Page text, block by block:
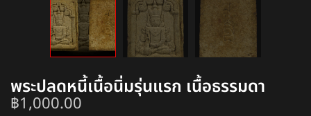
พระปลดหนี้เนื้อนิ่มรุ่นแรก เนื้อธรรมดา
฿1,000.00